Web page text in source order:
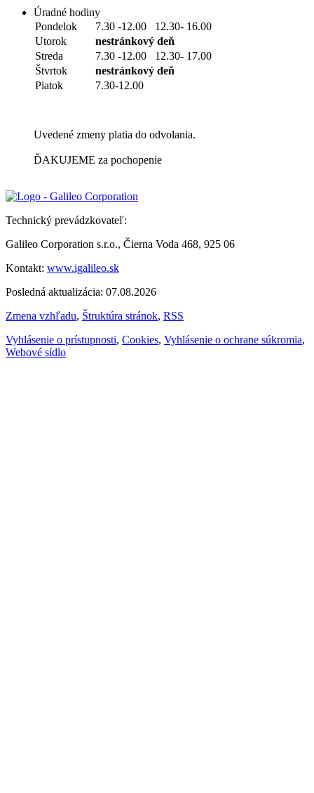
Úradné hodiny
Pondelok
7.30 -12.00 12.30- 16.00
Utorok
nestránkový deň
Streda
7.30 -12.00 12.30- 17.00
Štvrtok
nestránkový deň
Piatok
7.30-12.00
Uvedené zmeny platia do odvolania.
ĎAKUJEME za pochopenie
Technický prevádzkovateľ:
Galileo Corporation s.r.o., Čierna Voda 468, 925 06
Kontakt: www.igalileo.sk
Posledná aktualizácia: 07.08.2026
Zmena vzhľadu, Štruktúra stránok, RSS
Vyhlásenie o prístupnosti, Cookies, Vyhlásenie o ochrane súkromia,
Webové sídlo